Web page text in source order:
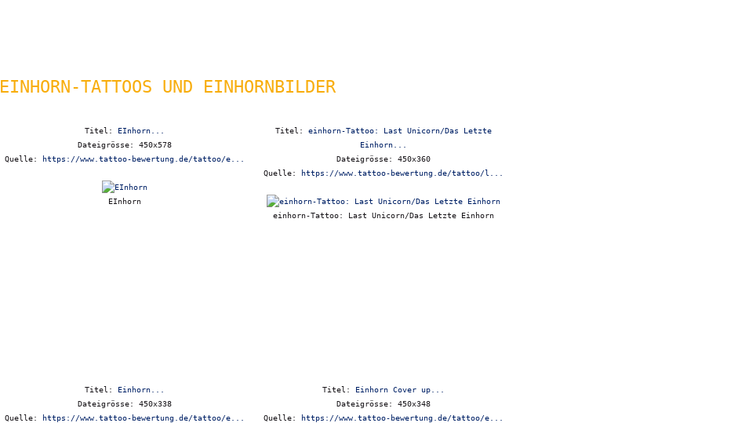
EINHORN-TATTOOS UND EINHORNBILDER
Titel: EInhorn...
Dateigrösse: 450x578
Quelle: https://www.tattoo-bewertung.de/tattoo/e...
EInhorn
Titel: einhorn-Tattoo: Last Unicorn/Das Letzte
Einhorn...
Dateigrösse: 450x360
Quelle: https://www.tattoo-bewertung.de/tattoo/l...
einhorn-Tattoo: Last Unicorn/Das Letzte Einhorn
Titel: Einhorn...
Dateigrösse: 450x338
Quelle: https://www.tattoo-bewertung.de/tattoo/e...
Titel: Einhorn Cover up...
Dateigrösse: 450x348
Quelle: https://www.tattoo-bewertung.de/tattoo/e...